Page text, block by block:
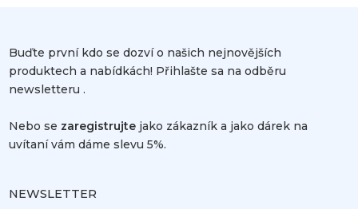
Buďte první kdo se dozví o našich nejnovějších
produktech a nabídkách! Přihlašte sa na odběru
newsletteru .
Nebo se zaregistrujte jako zákazník a jako dárek na
uvítaní vám dáme slevu 5%.
NEWSLETTER